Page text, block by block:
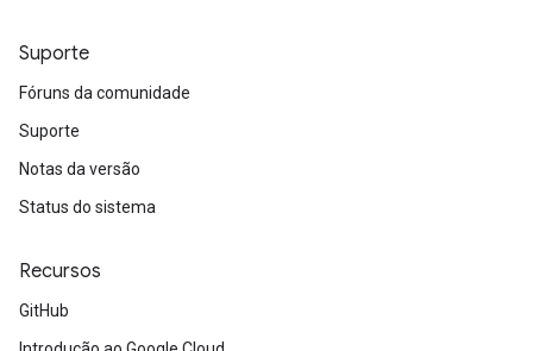
Suporte
Fóruns da comunidade
Suporte
Notas da versão
Status do sistema
Recursos
GitHub